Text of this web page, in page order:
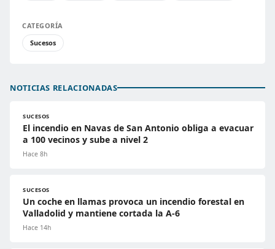
CATEGORÍA
Sucesos
NOTICIAS RELACIONADAS
SUCESOS
El incendio en Navas de San Antonio obliga a evacuar
a 100 vecinos y sube a nivel 2
Hace 8h
SUCESOS
Un coche en llamas provoca un incendio forestal en
Valladolid y mantiene cortada la A-6
Hace 14h